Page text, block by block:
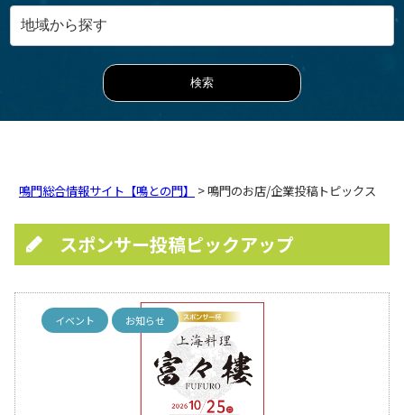
鳴門総合情報サイト【鳴との門】 > 鳴門のお店/企業投稿トピックス
スポンサー投稿ピックアップ
イベント お知らせ